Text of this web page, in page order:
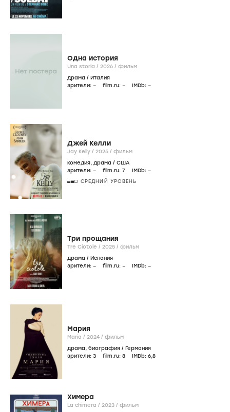
Одна история
Una storia / 2026 / фильм
драма / Италия
зрители: – film.ru: – IMDb: –
Джей Келли
Jay Kelly / 2025 / фильм
комедия, драма / США
зрители: – film.ru: 7 IMDb: –
СРЕДНИЙ УРОВЕНЬ
Три прощания
Tre Ciotole / 2025 / фильм
драма / Испания
зрители: – film.ru: – IMDb: –
Мария
Maria / 2024 / фильм
драма, биография / Германия
зрители: 3 film.ru: 8 IMDb: 6,8
Химера
La chimera / 2023 / фильм